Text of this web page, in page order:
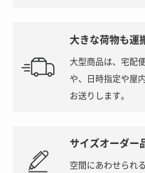
大きな荷物も運
大型商品は、宅配
や、日時指定や屋
お送りします。
サイズオーダー
空間にあわせられ